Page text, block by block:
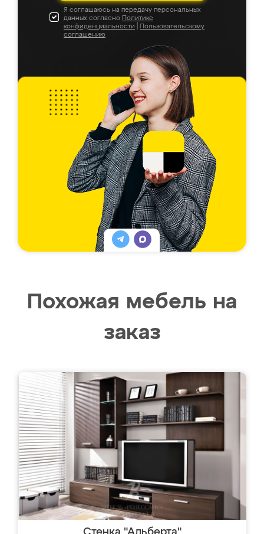
Я соглашаюсь на передачу персональных
данных согласно Политике
конфиденциальности
Пользовательскому
соглашению
Похожая мебель на
заказ